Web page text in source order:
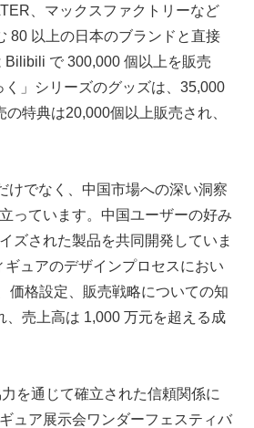
、マックスファクトリーなど
80 以上の日本のブランドと直接
で 300,000 個以上を販売
」シリーズのグッズは、35,000
特典は20,000個以上販売され、
けでなく、中国市場への深い洞察
っています。中国ユーザーの好み
ズされた製品を共同開発していま
ュアのデザインプロセスにおい
価格設定、販売戦略についての知
売上高は 1,000 万元を超える成
を通じて確立された信頼関係に
ュア展示会ワンダーフェスティバ